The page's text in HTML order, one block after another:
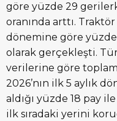
göre yüzde 29
oranında arttı. Traktör
dönemine göre
olarak gerçekleşti.
verilerine göre
2026’nın ilk 5 aylık
aldığı yüzde 18 pay
ilk sıradaki yerini